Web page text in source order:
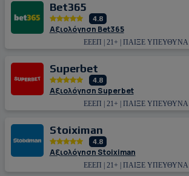
Bet365
4.8
Αξιολόγηση Bet365
ΕΕΕΠ | 21+ | ΠΑΙΞΕ ΥΠΕΥΘΥΝΑ
Superbet
4.8
Αξιολόγηση Superbet
ΕΕΕΠ | 21+ | ΠΑΙΞΕ ΥΠΕΥΘΥΝΑ
Stoiximan
4.8
Αξιολόγηση Stoiximan
ΕΕΕΠ | 21+ | ΠΑΙΞΕ ΥΠΕΥΘΥΝΑ